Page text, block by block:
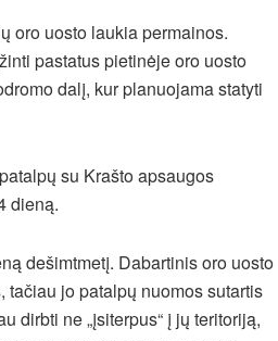
oro uosto laukia permainos.
pastatus pietinėje oro uosto
dalį, kur planuojama statyti
su Krašto apsaugos
dieną.
dešimtmetį. Dabartinis oro uosto
jo patalpų nuomos sutartis
dirbti ne „įsiterpus“ į jų teritoriją,